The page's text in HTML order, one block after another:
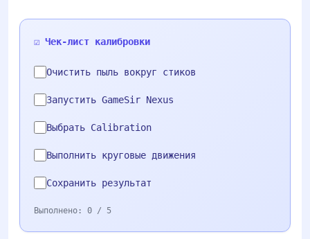
☑️ Чек-лист калибровки
Очистить пыль вокруг стиков
Запустить GameSir Nexus
Выбрать Calibration
Выполнить круговые движения
Сохранить результат
Выполнено: 0 / 5